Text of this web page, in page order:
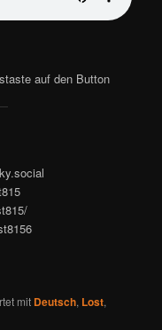
auf den Button
mit Deutsch, Lost,